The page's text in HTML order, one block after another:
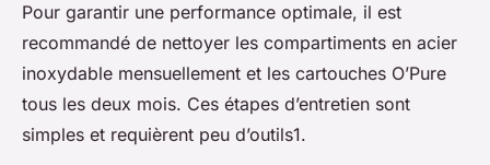
Pour garantir une performance optimale, il est
recommandé de nettoyer les compartiments en acier
inoxydable mensuellement et les cartouches O’Pure
tous les deux mois. Ces étapes d’entretien sont
simples et requièrent peu d’outils1.